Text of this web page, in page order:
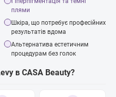
плями
Шкіра, що потребує професійних
результатів вдома
Альтернатива естетичним
процедурам без голок
в CASA Beauty?